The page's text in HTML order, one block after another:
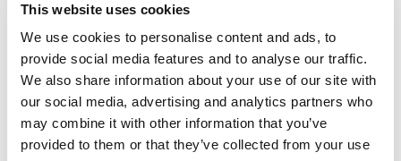
This website uses cookies
We use cookies to personalise content and ads, to
provide social media features and to analyse our traffic.
We also share information about your use of our site with
our social media, advertising and analytics partners who
may combine it with other information that you’ve
provided to them or that they’ve collected from your use
tekstiilien ja vaatteiden lisäksi sisustus ja huonekalut sekä
asusteet. Alla Tepaketjun idea tarkemmin kuvattuna. Yrityksille
on tulossa kolme avointa, samansisältöistä keskustelutilaisuutta:
30.3. klo 14–16,
15.4. klo 12–14 (pidetään englanniksi)
27.4. klo 10–12